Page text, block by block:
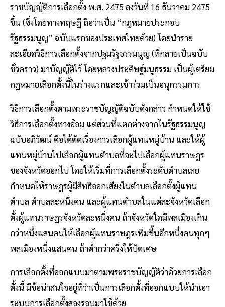
ราชบัญญัติการเลือกตั้ง พ.ศ. 2475 ลงวันที่ 16 ธันวาคม 2475
ขึ้น (ซึ่งโดยทางทฤษฎี ถือว่าเป็น “กฎหมายประกอบ
รัฐธรรมนูญ” ฉบับแรกของประเทศไทยด้วย) โดยนำราย
ละเอียดวิธีการเลือกตั้งจากปฐมรัฐธรรมนูญ (ที่กลายเป็นฉบับ
ชั่วคราว) มาบัญญัติไว้ โดยหลวงประดิษฐ์มนูธรรม เป็นผู้เตรียม
กฎหมายเลือกตั้งนี้ในร่างแรกและเข้าร่วมเป็นอนุกรรมการ
วิธีการเลือกตั้งตามพระราชบัญญัติฉบับดังกล่าว กำหนดให้ใช้
วิธีการเลือกตั้งทางอ้อม แต่ส่วนที่แตกต่างจากในรัฐธรรมนูญ
ฉบับอภิวัฒน์ คือได้ตัดเรื่องการเลือกผู้แทนหมู่บ้าน และให้ผู้
แทนหมู่บ้านไปเลือกผู้แทนตำบลที่จะไปเลือกผู้แทนราษฎร
ของจังหวัดออกไป โดยให้เริ่มที่การเลือกตั้งระดับตำบลเลย
กำหนดให้ราษฎรผู้มีสิทธิออกเสียงในตำบลเลือกตั้งผู้แทน
ตำบล ตำบลละหนึ่งคน และผู้แทนตำบลในแต่ละจังหวัดเลือก
ตั้งผู้แทนราษฎรจังหวัดละหนึ่งคน ถ้าจังหวัดใดมีพลเมืองเกิน
กว่าหนึ่งแสนคนให้เลือกผู้แทนราษฎรเพิ่มขึ้นอีกหนึ่งคนทุกๆ
พลเมืองหนึ่งแสนคน ถ้าต่ำกว่าครึ่งให้ปัดเศษ
การเลือกตั้งที่ออกแบบมาตามพระราชบัญญัติว่าด้วยการเลือก
ตั้งนี้ มีข้อน่าสนใจอยู่ที่ว่าเป็นการเลือกตั้งที่ออกแบบให้นำเอา
ระบบการเลือกตั้งสองรอบมาใช้ด้วย